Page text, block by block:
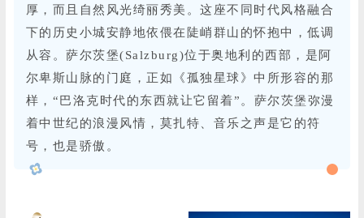
厚，而且自然风光绮丽秀美。这座不同时代风格融合
下的历史小城安静地依偎在陡峭群山的怀抱中，低调
从容。萨尔茨堡(Salzburg)位于奥地利的西部，是阿
尔卑斯山脉的门庭，正如《孤独星球》中所形容的那
样，“巴洛克时代的东西就让它留着”。萨尔茨堡弥漫
着中世纪的浪漫风情，莫扎特、音乐之声是它的符
号，也是骄傲。